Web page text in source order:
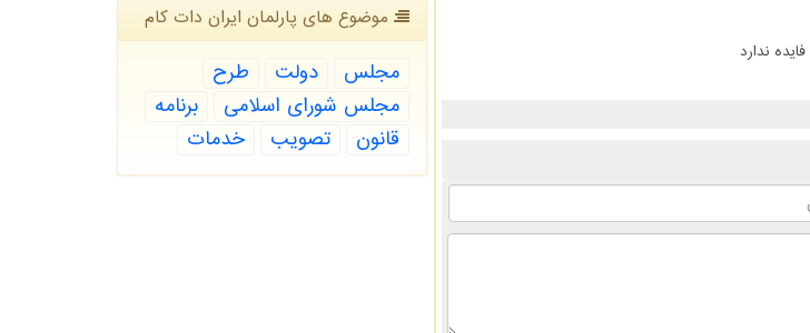
ندارد
موضوع های پارلمان ایران دات كام
مجلس دولت
طرح
مجلس شورای اسلامی
برنامه
قانون
تصویب خدمات